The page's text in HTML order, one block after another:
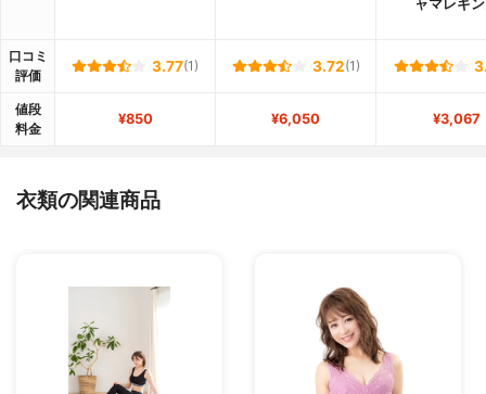
ャマレギ
口コミ
評価
3.77(1) 3.72(1)
値段
料金
¥850 ¥6,050 ¥3,067
衣類の関連商品